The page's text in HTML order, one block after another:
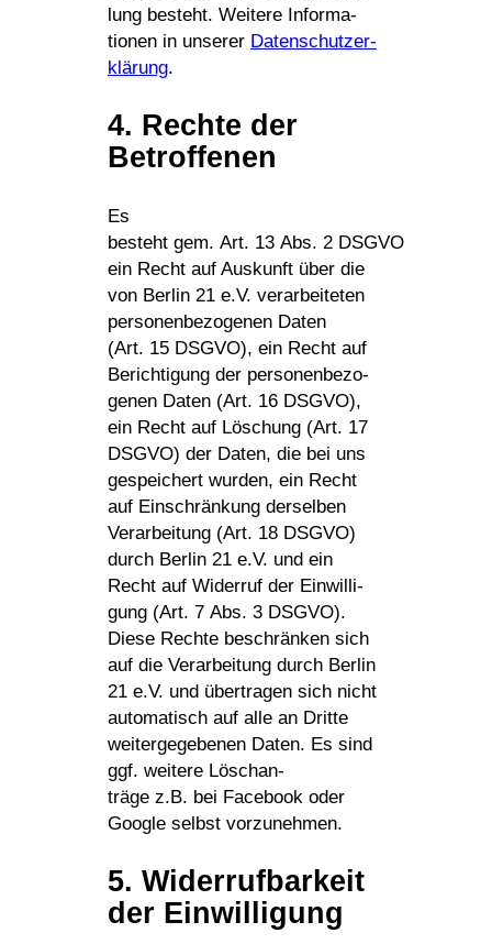
lung besteht. Weitere Infor­ma­
tionen in unserer Daten­schutz­er­
klä­rung.
4. Rechte der
Betroffenen
Es
besteht gem. Art. 13 Abs. 2 DSGVO
ein Recht auf Auskunft über die
von Berlin 21 e.V. verar­bei­teten
perso­nen­be­zo­genen Daten
(Art. 15 DSGVO), ein Recht auf
Berich­ti­gung der perso­nen­be­zo­
genen Daten (Art. 16 DSGVO),
ein Recht auf Löschung (Art. 17
DSGVO) der Daten, die bei uns
gespei­chert wurden, ein Recht
auf Einschrän­kung derselben
Verar­bei­tung (Art. 18 DSGVO)
durch Berlin 21 e.V. und ein
Recht auf Widerruf der Einwil­li­
gung (Art. 7 Abs. 3 DSGVO).
Diese Rechte beschränken sich
auf die Verar­bei­tung durch Berlin
21 e.V. und über­tragen sich nicht
auto­ma­tisch auf alle an Dritte
weiter­ge­ge­benen Daten. Es sind
ggf. weitere Lösch­an­
träge z.B. bei Face­book oder
Google selbst vorzunehmen.
5. Wider­ruf­bar­keit
der Einwilligung